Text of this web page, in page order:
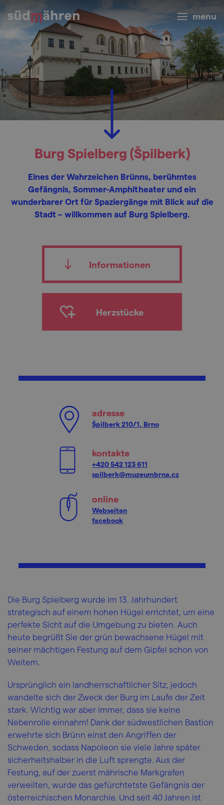
menu
Burg Spielberg (Špilberk)
Eines der Wahrzeichen Brünns, berühmtes
Gefängnis, Sommer-Amphitheater und ein
wunderbarer Ort für Spaziergänge mit Blick auf die
Stadt – willkommen auf Burg Spielberg.
Informationen
Herzstücke
adresse
Špilberk 210/1, Brno
kontakte
+420 542 123 611
spilberk@muzeumbrna.cz
online
Webseiten
facebook
Die Burg Spielberg wurde im 13. Jahrhundert
strategisch auf einem hohen Hügel errichtet, um eine
perfekte Sicht auf die Umgebung zu bieten. Auch
heute begrüßt Sie der grün bewachsene Hügel mit
seiner mächtigen Festung auf dem Gipfel schon von
Weitem.
Ursprünglich ein landherrschaftlicher Sitz, jedoch
wandelte sich der Zweck der Burg im Laufe der Zeit
stark. Wichtig war aber immer, dass sie keine
Nebenrolle einnahm! Dank der südwestlichen Bastion
erwehrte sich Brünn einst den Angriffen der
Schweden, sodass Napoleon sie viele Jahre später
sicherheitshalber in die Luft sprengte. Aus der
Festung, auf der zuerst mährische Markgrafen
verweilten, wurde das gefürchtetste Gefängnis der
österreichischen Monarchie. Und seit 40 Jahren ist